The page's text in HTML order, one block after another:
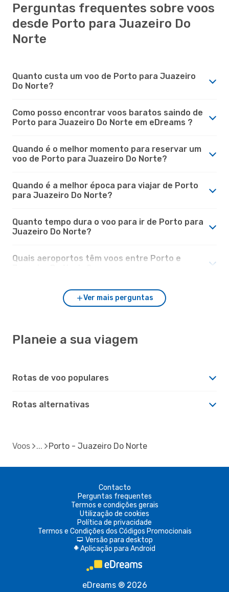
Perguntas frequentes sobre voos
desde Porto para Juazeiro Do
Norte
Quanto custa um voo de Porto para Juazeiro
Do Norte?
Como posso encontrar voos baratos saindo de
Porto para Juazeiro Do Norte em eDreams ?
Quando é o melhor momento para reservar um
voo de Porto para Juazeiro Do Norte?
Quando é a melhor época para viajar de Porto
para Juazeiro Do Norte?
Quanto tempo dura o voo para ir de Porto para
Juazeiro Do Norte?
Quais aeroportos têm voos entre Porto e
Ver mais perguntas
Planeie a sua viagem
Rotas de voo populares
Rotas alternativas
Voos Porto - Juazeiro Do Norte
Contacto
Perguntas frequentes
Termos e condições gerais
Utilização de cookies
Política de privacidade
Termos e Condições dos Códigos Promocionais
d Versão para desktop
A Aplicação para Android
eDreams ® 2026